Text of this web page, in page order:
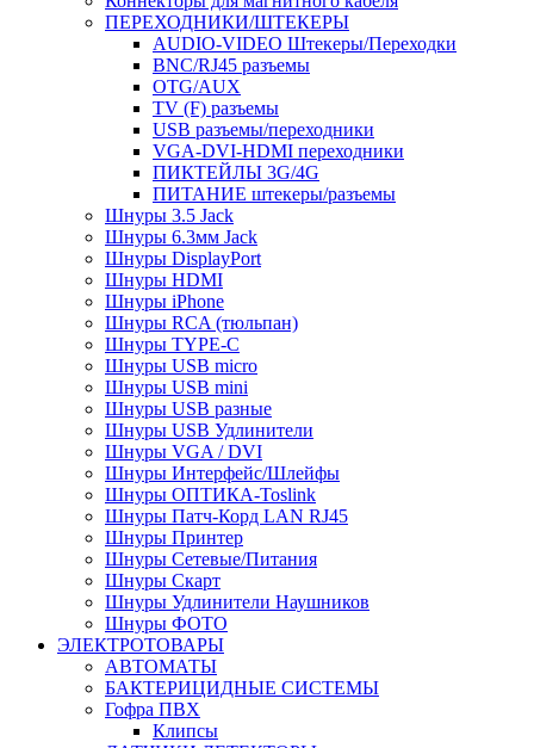
ПЕРЕХОДНИКИ/ШТЕКЕРЫ
AUDIO-VIDEO Штекеры/Переходки
BNC/RJ45 разъемы
OTG/AUX
TV (F) разъемы
USB разъемы/переходники
VGA-DVI-HDMI переходники
ПИКТЕЙЛЫ 3G/4G
ПИТАНИЕ штекеры/разъемы
Шнуры 3.5 Jack
Шнуры 6.3мм Jack
Шнуры DisplayPort
Шнуры HDMI
Шнуры iPhone
Шнуры RCA (тюльпан)
Шнуры TYPE-C
Шнуры USB micro
Шнуры USB mini
Шнуры USB разные
Шнуры USB Удлинители
Шнуры VGA / DVI
Шнуры Интерфейс/Шлейфы
Шнуры ОПТИКА-Toslink
Шнуры Патч-Корд LAN RJ45
Шнуры Принтер
Шнуры Сетевые/Питания
Шнуры Скарт
Шнуры Удлинители Наушников
Шнуры ФОТО
ЭЛЕКТРОТОВАРЫ
АВТОМАТЫ
БАКТЕРИЦИДНЫЕ СИСТЕМЫ
Гофра ПВХ
Клипсы